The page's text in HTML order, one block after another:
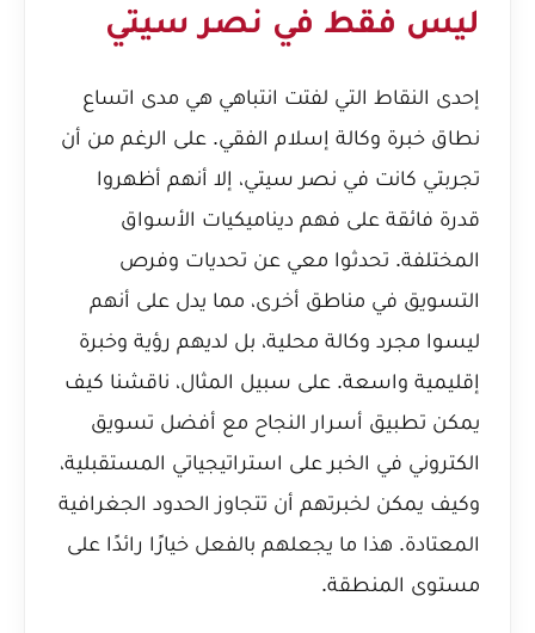
ليس فقط في نصر سيتي
إحدى النقاط التي لفتت انتباهي هي مدى اتساع
نطاق خبرة وكالة إسلام الفقي. على الرغم من أن
تجربتي كانت في نصر سيتي، إلا أنهم أظهروا
قدرة فائقة على فهم ديناميكيات الأسواق
المختلفة. تحدثوا معي عن تحديات وفرص
التسويق في مناطق أخرى، مما يدل على أنهم
ليسوا مجرد وكالة محلية، بل لديهم رؤية وخبرة
إقليمية واسعة. على سبيل المثال، ناقشنا كيف
يمكن تطبيق أسرار النجاح مع أفضل تسويق
الكتروني في الخبر على استراتيجياتي المستقبلية،
وكيف يمكن لخبرتهم أن تتجاوز الحدود الجغرافية
المعتادة. هذا ما يجعلهم بالفعل خيارًا رائدًا على
مستوى المنطقة.